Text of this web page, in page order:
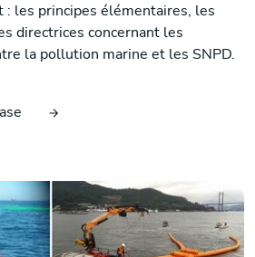
: les principes élémentaires, les
directrices concernant les
la pollution marine et les SNPD.